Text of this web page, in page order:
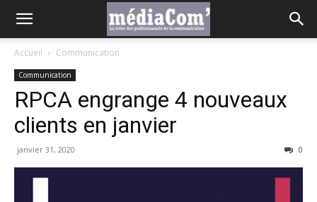
Accueil Communication
Communication
RPCA engrange 4 nouveaux
clients en janvier
janvier 31, 2020 0